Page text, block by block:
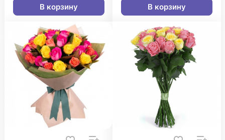
В корзину В корзину